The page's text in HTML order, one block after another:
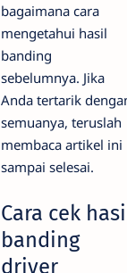
bagaimana cara
mengetahui hasil
banding
sebelumnya. Jika
Anda tertarik
semuanya, teruslah
membaca artikel ini
sampai selesai.
Cara cek
banding
driver